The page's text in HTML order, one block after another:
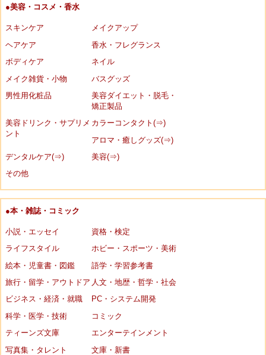
●美容・コスメ・香水
スキンケア
メイクアップ
ヘアケア
香水・フレグランス
ボディケア
ネイル
メイク雑貨・小物
バスグッズ
男性用化粧品
美容ダイエット・脱毛・
矯正製品
美容ドリンク・サプリメ
ント
カラーコンタクト(⇒)
アロマ・癒しグッズ(⇒)
デンタルケア(⇒)
美容(⇒)
その他
●本・雑誌・コミック
小説・エッセイ
資格・検定
ライフスタイル
ホビー・スポーツ・美術
絵本・児童書・図鑑
語学・学習参考書
旅行・留学・アウトドア 人文・地歴・哲学・社会
ビジネス・経済・就職
PC・システム開発
科学・医学・技術
コミック
ティーンズ文庫
エンターテインメント
写真集・タレント
文庫・新書